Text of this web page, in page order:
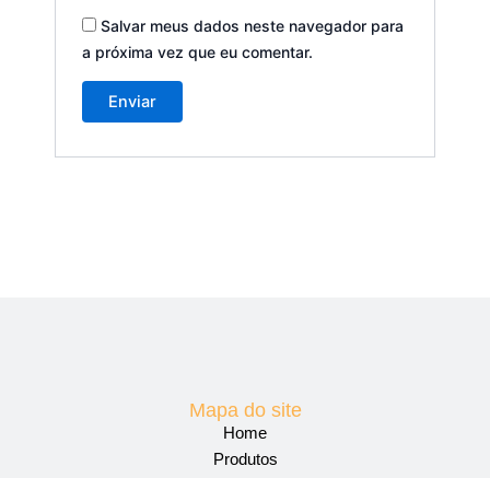
Salvar meus dados neste navegador para
a próxima vez que eu comentar.
Mapa do site
Home
Produtos